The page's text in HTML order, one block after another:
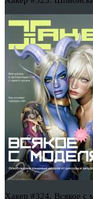
Хакер #324. Всякое с